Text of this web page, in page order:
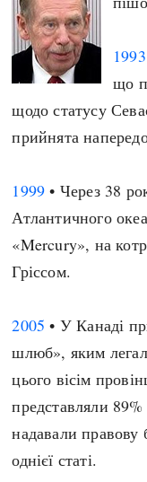
1993
що
щодо статусу
прийнята
1999 • Через 38
Атлантичного
«Mercury», на
Гріссом.
2005 • У Канаді
шлюб», яким
цього вісім
представляли
надавали
однієї статі.